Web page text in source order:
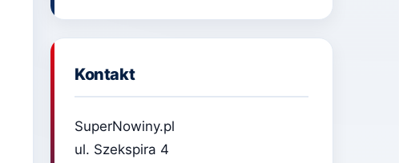
Kontakt
SuperNowiny.pl
ul. Szekspira 4